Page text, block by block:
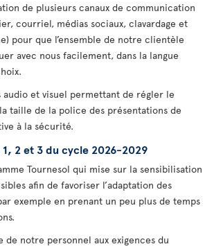
de plusieurs canaux de communication
courriel, médias sociaux, clavardage et
pour que l’ensemble de notre clientèle
avec nous facilement, dans la langue
et visuel permettant de régler le
taille de la police des présentations de
à la sécurité.
1, 2 et 3 du cycle 2026-2029
Tournesol qui mise sur la sensibilisation
afin de favoriser l’adaptation des
exemple en prenant un peu plus de temps
de notre personnel aux exigences du